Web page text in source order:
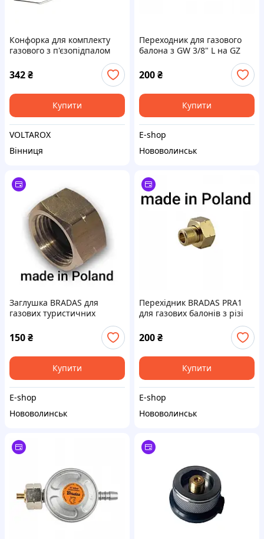
Конфорка для комплекту
газового з п'єзопідпалом
W21.8-14LH SIGMA (2903301)
342₴
Купити
VOLTAROX
Вінниця
Переходник для газового
балона з GW 3/8" L на GZ
200₴
Купити
E-shop
Нововолинськ
Заглушка BRADAS для
газових туристичних
балонів з різзю GW 3/8'' L
(16 мм) MOSIADZ PRAZ1
150₴
Купити
E-shop
Нововолинськ
Перехідник BRADAS PRA1
для газових балонів з різі
21,8 L мм на 3/8" L (16 мм)
лівий, перехідник із латуні
200₴
Купити
E-shop
Нововолинськ